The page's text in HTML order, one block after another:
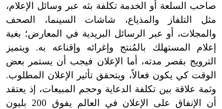
صاحب السلعة أو الخدمة تكلفة بثه عبر وسائل الإعلام،
مثل التلفاز والمذياع، شاشات السينما، الصحف
والمجلات، أو عبر الرسائل البريدية في المعارض؛ بغية
إعلام المستهلك بالمُنتج وإغرائه وإقناعه به. ويتميز
الترويج بقصر مدته، أما الإعلان فيجب أن يستمر بعض
الوقت كي يكون فعالاً، ويتحقق تأثير الإعلان المطلوب.
وثمة علاقة بين تكلفة الدعاية وحجم المبيعات، إذ يعتقد
أن الإنفاق على الإعلان في العالم يفوق 200 بليون